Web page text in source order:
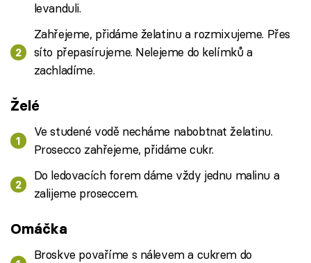
levanduli.
Zahřejeme, přidáme želatinu a rozmixujeme. Přes
síto přepasírujeme. Nelejeme do kelímků a
zachladíme.
Želé
Ve studené vodě necháme nabobtnat želatinu.
Prosecco zahřejeme, přidáme cukr.
Do ledovacích forem dáme vždy jednu malinu a
zalijeme proseccem.
Omáčka
Broskve povaříme s nálevem a cukrem do